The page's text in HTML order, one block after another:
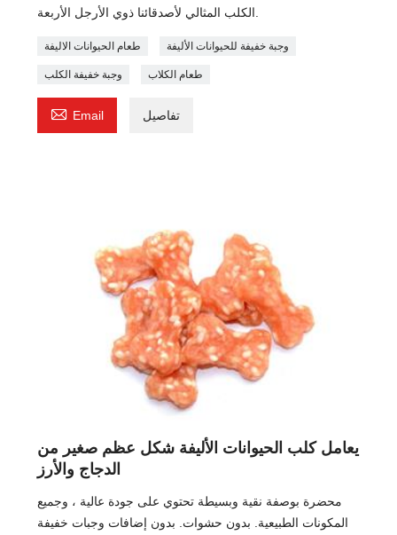
الكلب المثالي لأصدقائنا ذوي الأرجل الأربعة.
طعام الحيوانات الاليفة وجبة خفيفة للحيوانات الأليفة
وجبة خفيفة الكلب طعام الكلاب
 Email تفاصيل
يعامل كلب الحيوانات الأليفة شكل عظم صغير من
الدجاج والأرز
محضرة بوصفة نقية وبسيطة تحتوي على جودة عالية ، وجميع
المكونات الطبيعية. بدون حشوات. بدون إضافات وجبات خفيفة